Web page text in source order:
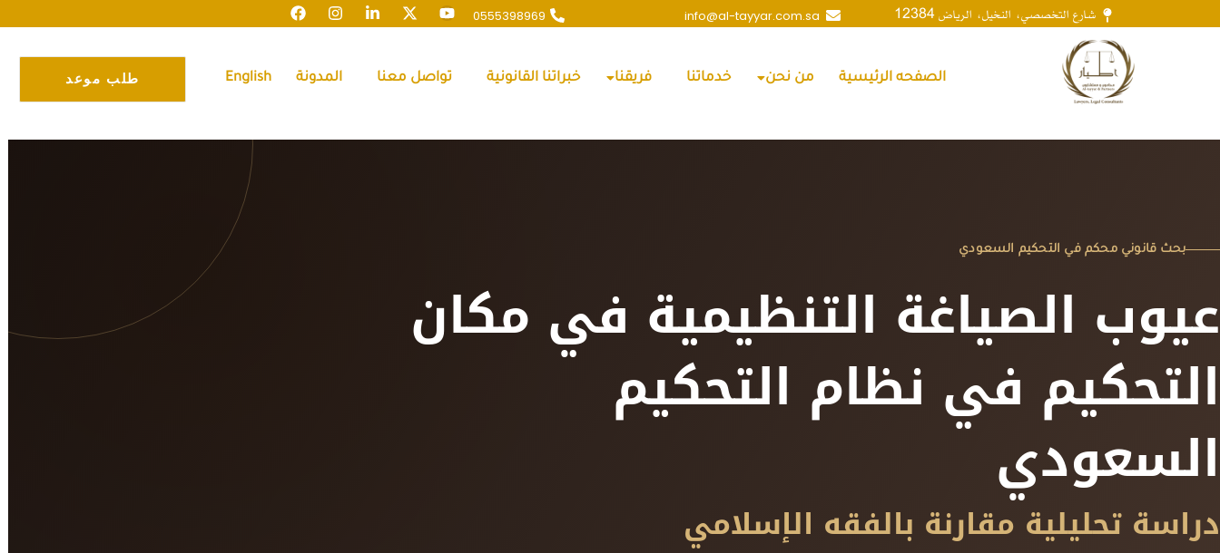
شارع التخصصي، النخيل، الرياض 12384 info@al-tayyar.com.sa
0555398969
الصفحه الرئيسية من نحن خدماتنا فريقنا خبراتنا القانونية تواصل معنا المدونة English طلب موعد
بحث قانوني محكم في التحكيم السعودي
عيوب الصياغة التنظيمية في مكان
التحكيم في نظام التحكيم
السعودي
دراسة تحليلية مقارنة بالفقه الإسلامي